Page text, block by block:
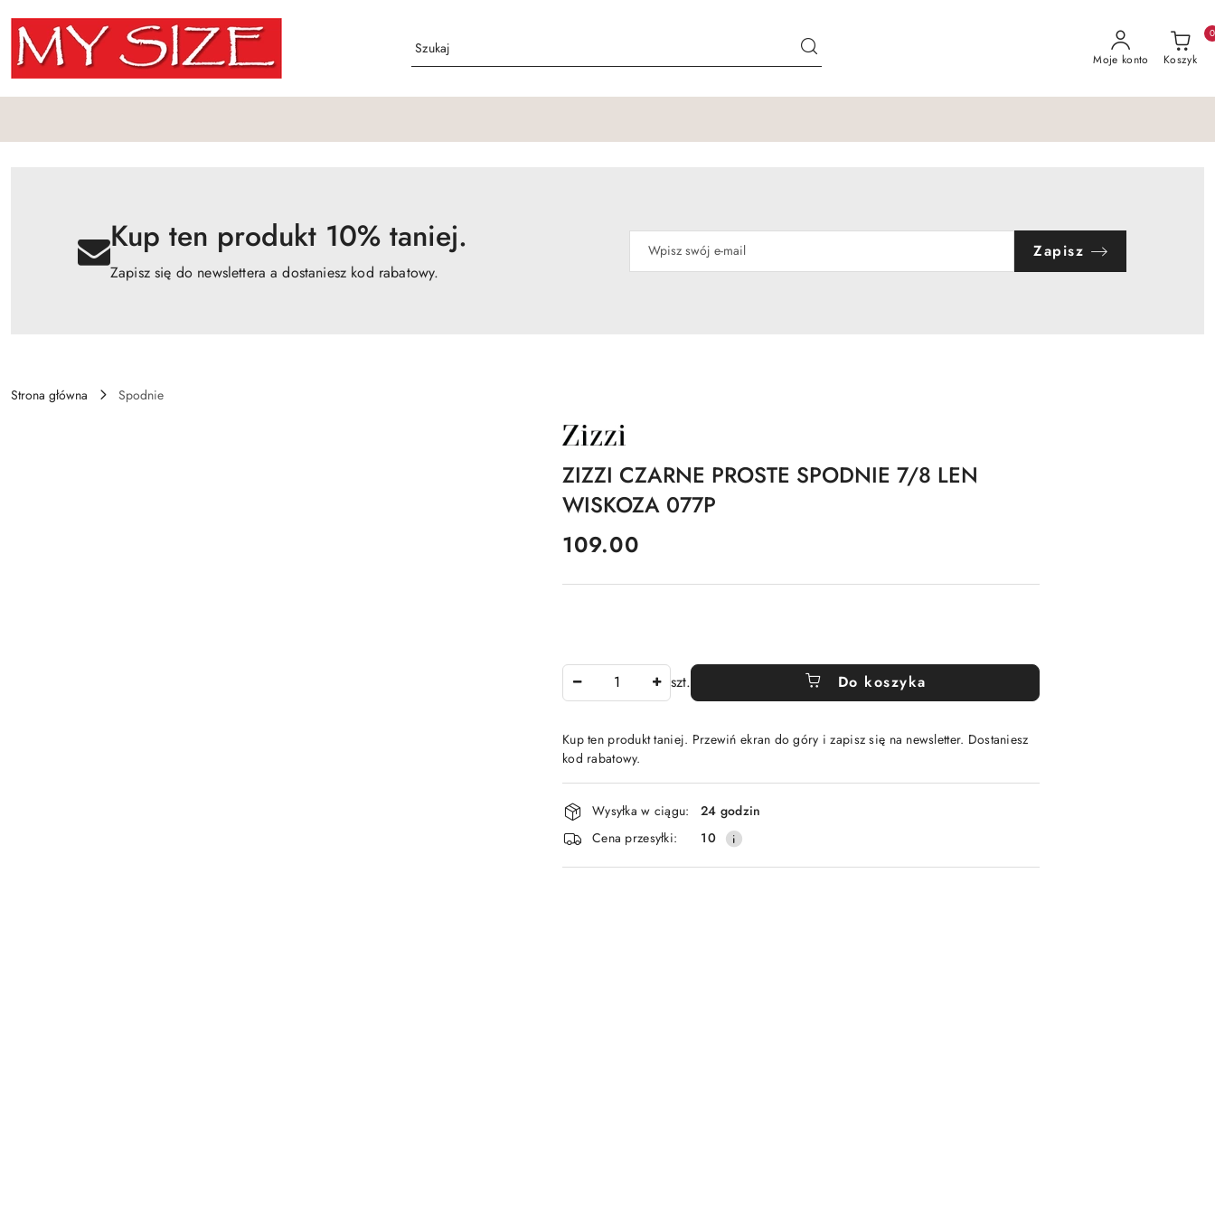
Przejdź do treści głównej
Przejdź do wyszukiwarki
Przejdź do moje konto
Przejdź do menu głównego
Przejdź do opisu produktu
Przejdź do stopki
Moje konto Koszyk
0
Kup ten produkt 10% taniej.
Zapisz się do newslettera a dostaniesz kod rabatowy.
Zapisz
Strona główna
Spodnie
NAZWA
PRODUCENTA:
ZIZZI CZARNE PROSTE SPODNIE 7/8 LEN
WISKOZA 077P
cena:
109.00
szt. Do koszyka
Kup ten produkt taniej. Przewiń ekran do góry i zapisz się na newsletter. Dostaniesz
kod rabatowy.
Dostępność
i
dostawa
Wysyłka w ciągu:
24 godzin
Cena przesyłki:
10